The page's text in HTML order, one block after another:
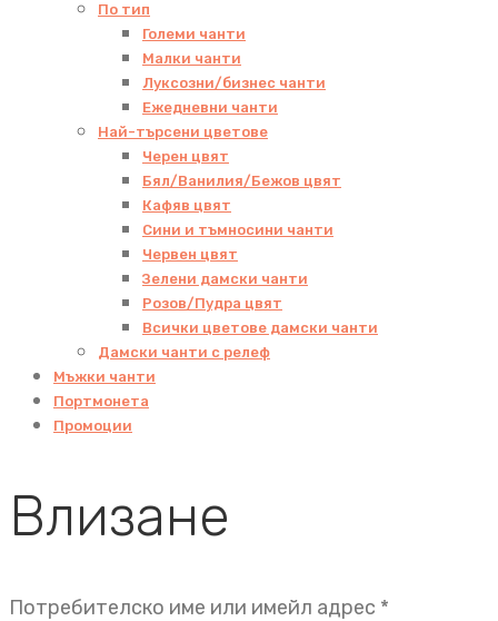
По тип
Големи чанти
Малки чанти
Луксозни/бизнес чанти
Ежедневни чанти
Най-търсени цветове
Черен цвят
Бял/Ванилия/Бежов цвят
Кафяв цвят
Сини и тъмносини чанти
Червен цвят
Зелени дамски чанти
Розов/Пудра цвят
Всички цветове дамски чанти
Дамски чанти с релеф
Мъжки чанти
Портмонета
Промоции
Влизане
Потребителско име или имейл адрес *